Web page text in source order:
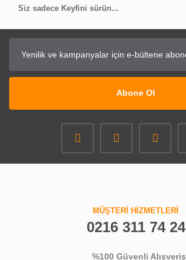
Siz sadece Keyfini sürün...
Abone Ol
MÜŞTERİ HİZMETLERİ
0216 311 74 24
%100 Güvenli Alışveriş